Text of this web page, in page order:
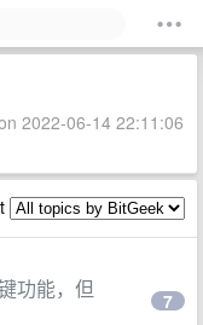
2022-06-14 22:11:06
功能，但
7